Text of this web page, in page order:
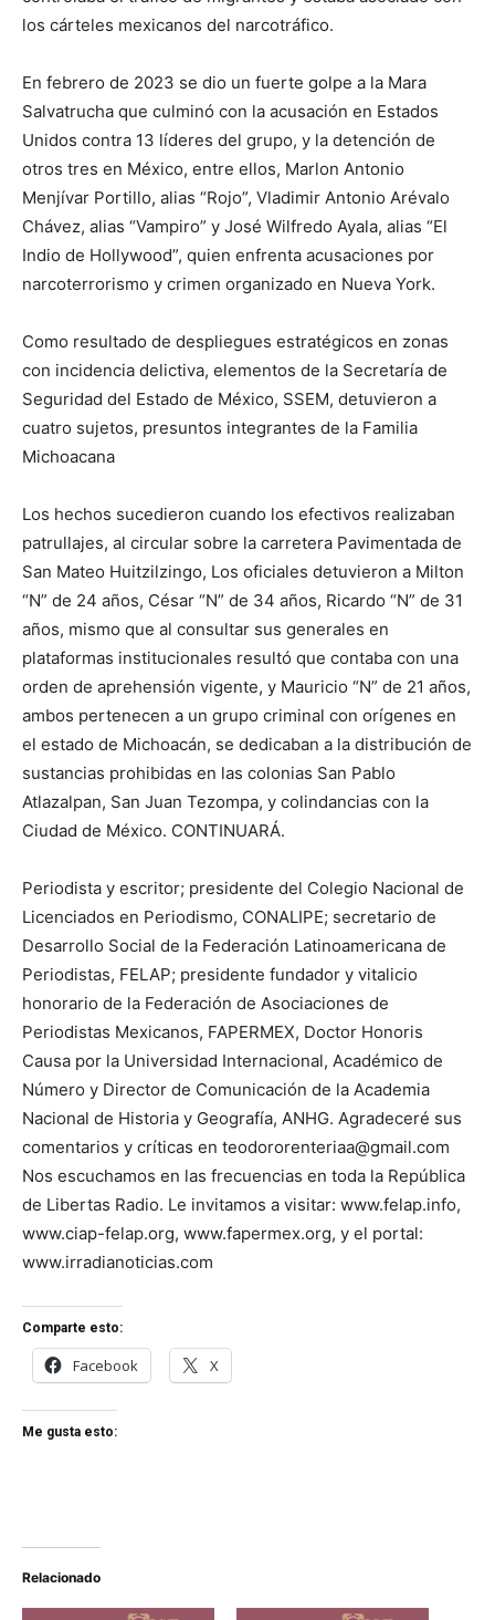
los cárteles mexicanos del narcotráfico.
En febrero de 2023 se dio un fuerte golpe a la Mara
Salvatrucha que culminó con la acusación en Estados
Unidos contra 13 líderes del grupo, y la detención de
otros tres en México, entre ellos, Marlon Antonio
Menjívar Portillo, alias “Rojo”, Vladimir Antonio Arévalo
Chávez, alias “Vampiro” y José Wilfredo Ayala, alias “El
Indio de Hollywood”, quien enfrenta acusaciones por
narcoterrorismo y crimen organizado en Nueva York.
Como resultado de despliegues estratégicos en zonas
con incidencia delictiva, elementos de la Secretaría de
Seguridad del Estado de México, SSEM, detuvieron a
cuatro sujetos, presuntos integrantes de la Familia
Michoacana
Los hechos sucedieron cuando los efectivos realizaban
patrullajes, al circular sobre la carretera Pavimentada de
San Mateo Huitzilzingo, Los oficiales detuvieron a Milton
“N” de 24 años, César “N” de 34 años, Ricardo “N” de 31
años, mismo que al consultar sus generales en
plataformas institucionales resultó que contaba con una
orden de aprehensión vigente, y Mauricio “N” de 21 años,
ambos pertenecen a un grupo criminal con orígenes en
el estado de Michoacán, se dedicaban a la distribución de
sustancias prohibidas en las colonias San Pablo
Atlazalpan, San Juan Tezompa, y colindancias con la
Ciudad de México. CONTINUARÁ.
Periodista y escritor; presidente del Colegio Nacional de
Licenciados en Periodismo, CONALIPE; secretario de
Desarrollo Social de la Federación Latinoamericana de
Periodistas, FELAP; presidente fundador y vitalicio
honorario de la Federación de Asociaciones de
Periodistas Mexicanos, FAPERMEX, Doctor Honoris
Causa por la Universidad Internacional, Académico de
Número y Director de Comunicación de la Academia
Nacional de Historia y Geografía, ANHG. Agradeceré sus
comentarios y críticas en teodororenteriaa@gmail.com
Nos escuchamos en las frecuencias en toda la República
de Libertas Radio. Le invitamos a visitar: www.felap.info,
www.ciap-felap.org, www.fapermex.org, y el portal:
www.irradianoticias.com
Comparte esto:
Facebook X
Me gusta esto:
Relacionado